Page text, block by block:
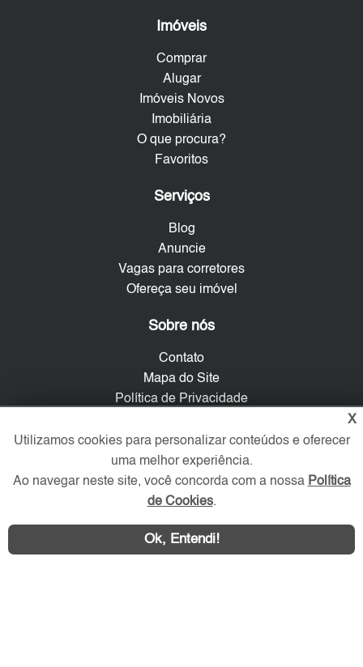
Imóveis
Comprar
Alugar
Imóveis Novos
Imobiliária
O que procura?
Favoritos
Serviços
Blog
Anuncie
Vagas para corretores
Ofereça seu imóvel
Sobre nós
Contato
Mapa do Site
Política de Privacidade
Verificada por
X
Utilizamos cookies para personalizar conteúdos e oferecer
uma melhor experiência.
Ao navegar neste site, você concorda com a nossa Política
de Cookies.
Ok, Entendi!